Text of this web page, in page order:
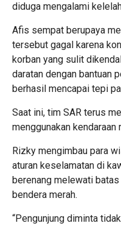
diduga mengalami
Afis sempat berupaya
tersebut gagal karena
korban yang sulit
daratan dengan bantuan
berhasil mencapai tepi
Saat ini, tim SAR terus
menggunakan kendaraan
Rizky mengimbau para
aturan keselamatan di
berenang melewati
bendera merah.
“Pengunjung diminta